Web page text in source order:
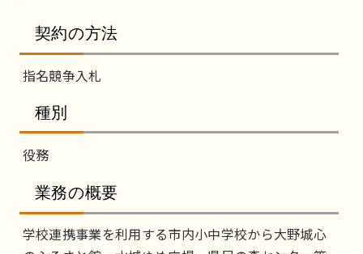
契約の方法
指名競争入札
種別
役務
業務の概要
学校連携事業を利用する市内小中学校から大野城心